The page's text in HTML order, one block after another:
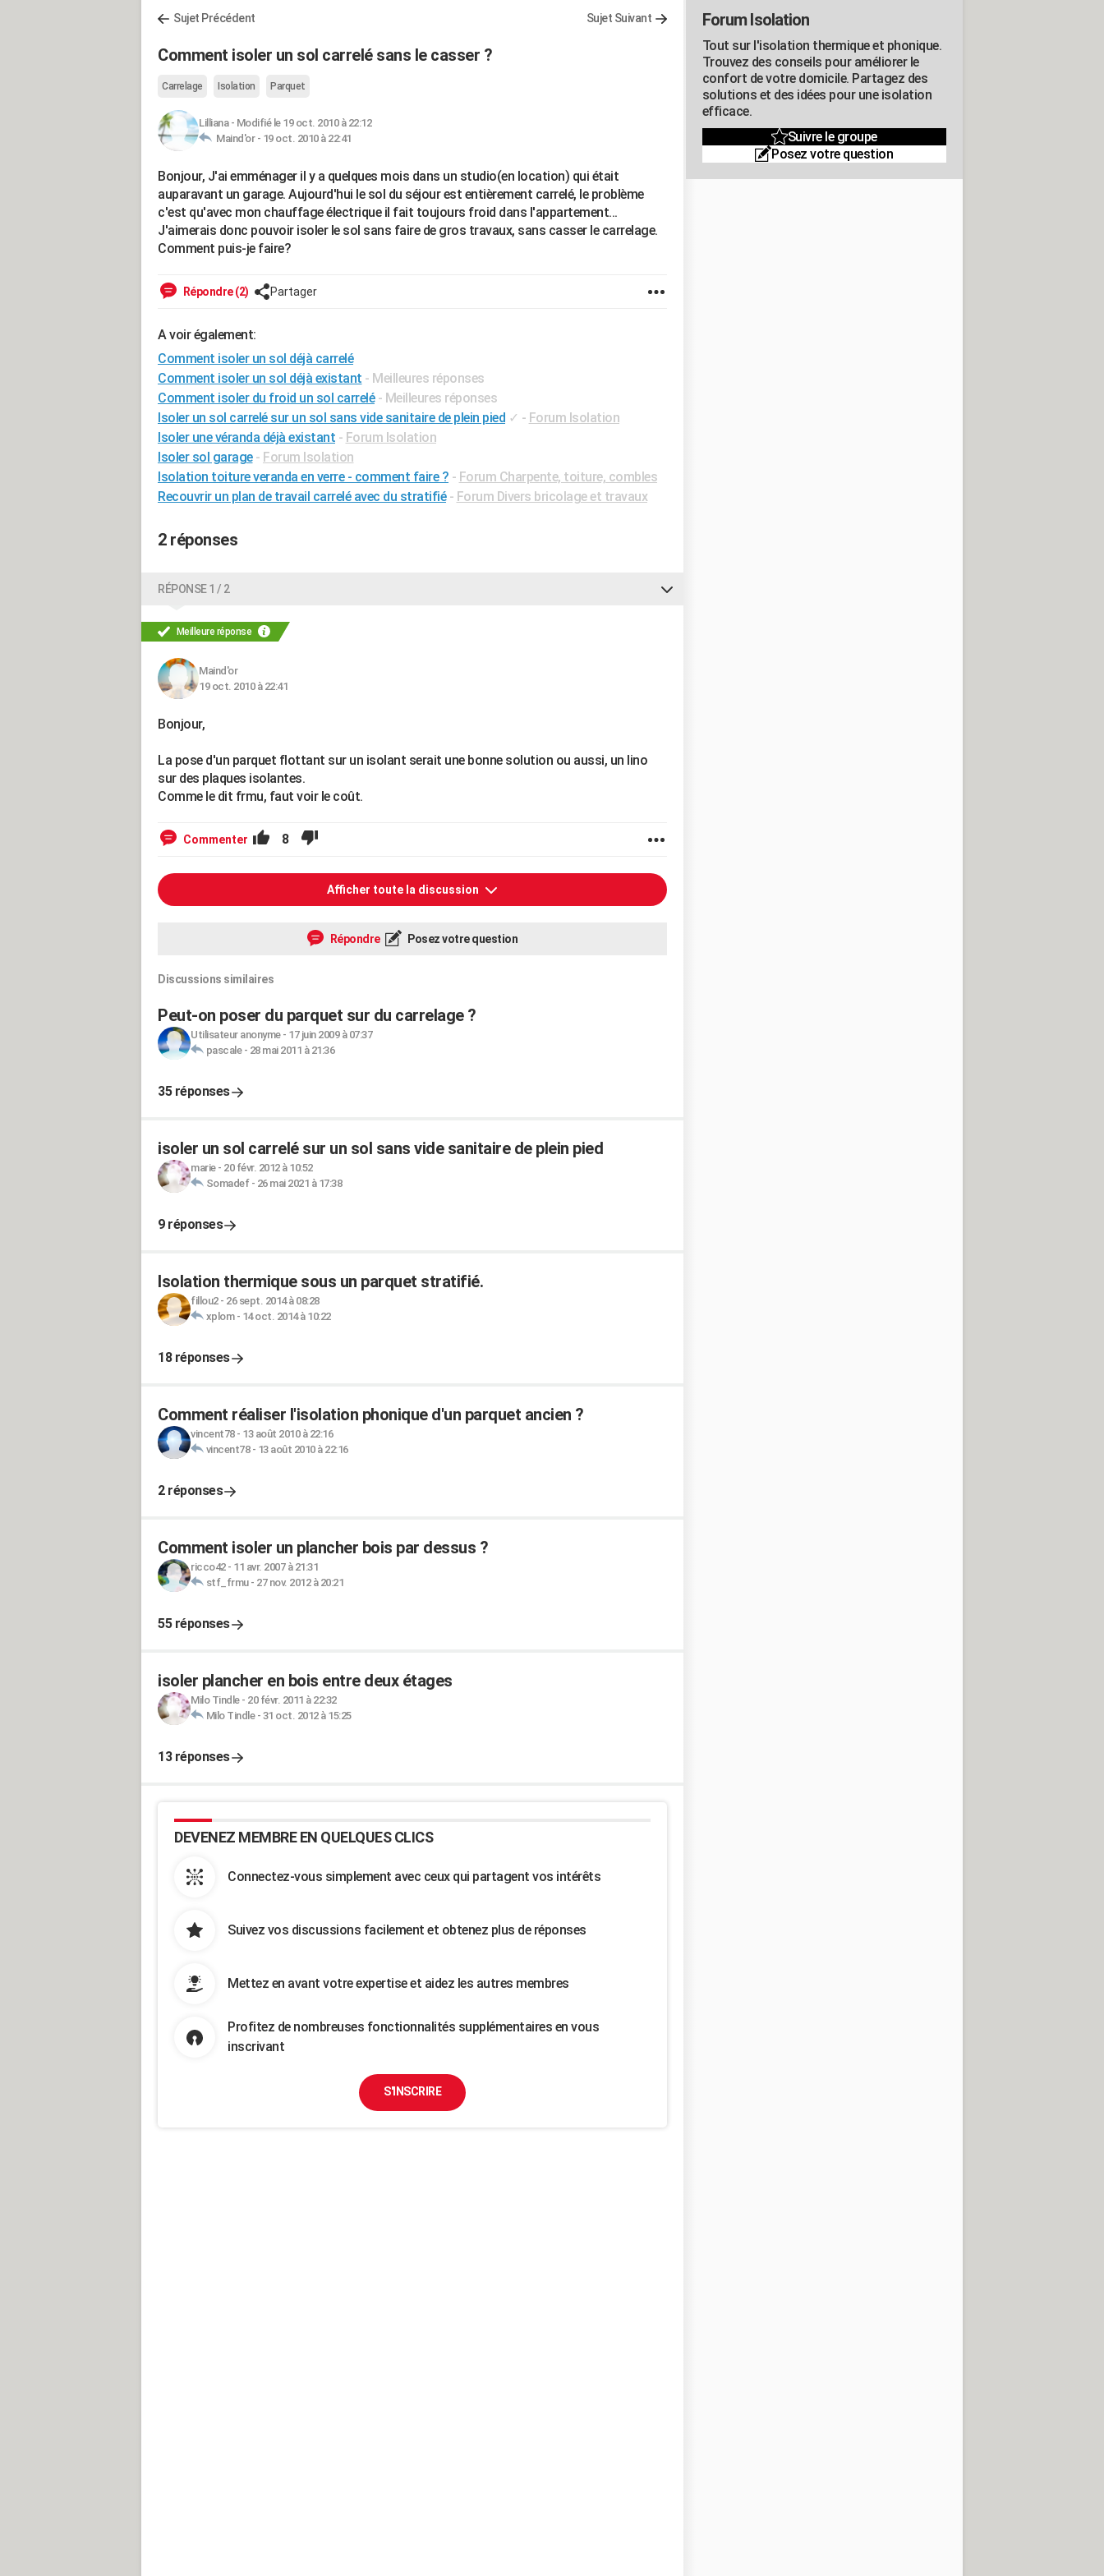
Sujet Précédent Sujet Suivant
Comment isoler un sol carrelé sans le casser ?
Carrelage Isolation Parquet
Lilliana- Modifié le 19 oct. 2010 à 22:12
Maind'or - 19 oct. 2010 à 22:41
Bonjour, J'ai emménager il y a quelques mois dans un studio(en location) qui était
auparavant un garage. Aujourd'hui le sol du séjour est entièrement carrelé, le problème
c'est qu'avec mon chauffage électrique il fait toujours froid dans l'appartement...
J'aimerais donc pouvoir isoler le sol sans faire de gros travaux, sans casser le carrelage.
Comment puis-je faire?
Répondre (2) Partager
A voir également:
Comment isoler un sol déjà carrelé
Comment isoler un sol déjà existant - Meilleures réponses
Comment isoler du froid un sol carrelé - Meilleures réponses
Isoler un sol carrelé sur un sol sans vide sanitaire de plein pied ✓ - Forum Isolation
Isoler une véranda déjà existant - Forum Isolation
Isoler sol garage - Forum Isolation
Isolation toiture veranda en verre - comment faire ? - Forum Charpente, toiture, combles
Recouvrir un plan de travail carrelé avec du stratifié - Forum Divers bricolage et travaux
2 réponses
RÉPONSE 1 / 2
Meilleure réponse
Maind'or
19 oct. 2010 à 22:41
Bonjour,
La pose d'un parquet flottant sur un isolant serait une bonne solution ou aussi, un lino
sur des plaques isolantes.
Comme le dit frmu, faut voir le coût.
Commenter 8
Afficher toute la discussion
Répondre Posez votre question
Discussions similaires
Peut-on poser du parquet sur du carrelage ?
Utilisateur anonyme- 17 juin 2009 à 07:37
pascale- 28 mai 2011 à 21:36
35 réponses
isoler un sol carrelé sur un sol sans vide sanitaire de plein pied
marie- 20 févr. 2012 à 10:52
Somadef- 26 mai 2021 à 17:38
9 réponses
Isolation thermique sous un parquet stratifié.
fillou2- 26 sept. 2014 à 08:28
xplom- 14 oct. 2014 à 10:22
18 réponses
Comment réaliser l'isolation phonique d'un parquet ancien ?
vincent78- 13 août 2010 à 22:16
vincent78- 13 août 2010 à 22:16
2 réponses
Comment isoler un plancher bois par dessus ?
ricco42- 11 avr. 2007 à 21:31
stf_frmu- 27 nov. 2012 à 20:21
55 réponses
isoler plancher en bois entre deux étages
Milo Tindle- 20 févr. 2011 à 22:32
Milo Tindle- 31 oct. 2012 à 15:25
13 réponses
DEVENEZ MEMBRE EN QUELQUES CLICS
Connectez-vous simplement avec ceux qui partagent vos intérêts
Suivez vos discussions facilement et obtenez plus de réponses
Mettez en avant votre expertise et aidez les autres membres
Profitez de nombreuses fonctionnalités supplémentaires en vous
inscrivant
S'INSCRIRE
Forum Isolation
Tout sur l'isolation thermique et phonique.
Trouvez des conseils pour améliorer le
confort de votre domicile. Partagez des
solutions et des idées pour une isolation
efficace.
Suivre le groupe
Posez votre question